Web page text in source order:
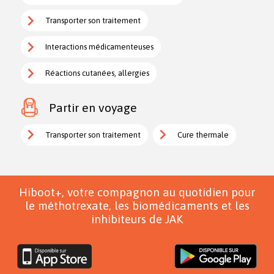
Transporter son traitement
Interactions médicamenteuses
Réactions cutanées, allergies
Partir en voyage
Transporter son traitement Cure thermale
Hiboot+, votre compagnon au quotidien pour
le méthotrexate, les biomédicaments et les
inhibiteurs de JAK